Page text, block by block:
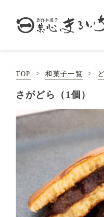
TOP 和菓子一覧
さがどら（1個）